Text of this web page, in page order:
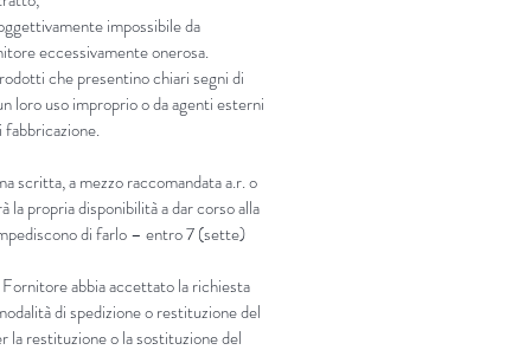
impossibile da
eccessivamente onerosa.
che presentino chiari segni di
loro uso improprio o da agenti esterni
scritta, a mezzo raccomandata a.r. o
propria disponibilità a dar corso alla
di farlo – entro 7 (sette)
abbia accettato la richiesta
di spedizione o restituzione del
la restituzione o la sostituzione del